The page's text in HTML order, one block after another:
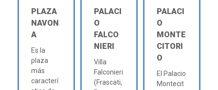
PLAZA
NAVON
A
Es la
plaza
más
caracterí
PALACI
O
FALCO
NIERI
Villa
Falconieri
(Frascati,
PALACI
O
MONTE
CITORI
O
El Palacio
Montecit